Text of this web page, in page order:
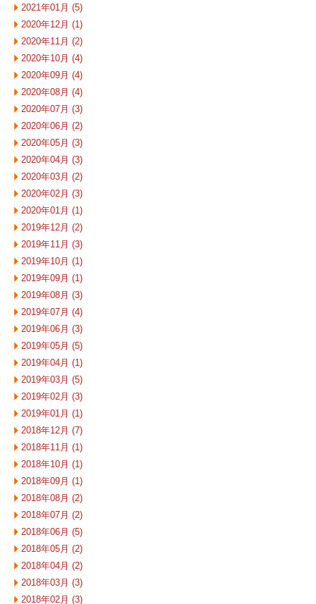
2021年01月 (5)
2020年12月 (1)
2020年11月 (2)
2020年10月 (4)
2020年09月 (4)
2020年08月 (4)
2020年07月 (3)
2020年06月 (2)
2020年05月 (3)
2020年04月 (3)
2020年03月 (2)
2020年02月 (3)
2020年01月 (1)
2019年12月 (2)
2019年11月 (3)
2019年10月 (1)
2019年09月 (1)
2019年08月 (3)
2019年07月 (4)
2019年06月 (3)
2019年05月 (5)
2019年04月 (1)
2019年03月 (5)
2019年02月 (3)
2019年01月 (1)
2018年12月 (7)
2018年11月 (1)
2018年10月 (1)
2018年09月 (1)
2018年08月 (2)
2018年07月 (2)
2018年06月 (5)
2018年05月 (2)
2018年04月 (2)
2018年03月 (3)
2018年02月 (3)